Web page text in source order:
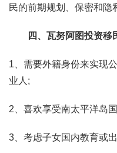
民的前期规划、保密和隐
四、瓦努阿图投资移
1、需要外籍身份来实现
业人;
2、喜欢享受南太平洋岛
3、考虑子女国内教育或